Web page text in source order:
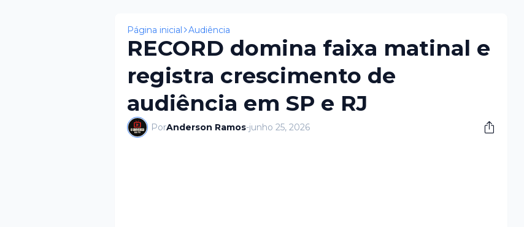
Página inicial Audiência
RECORD domina faixa matinal e
registra crescimento de
audiência em SP e RJ
PorAnderson Ramos-junho 25, 2026